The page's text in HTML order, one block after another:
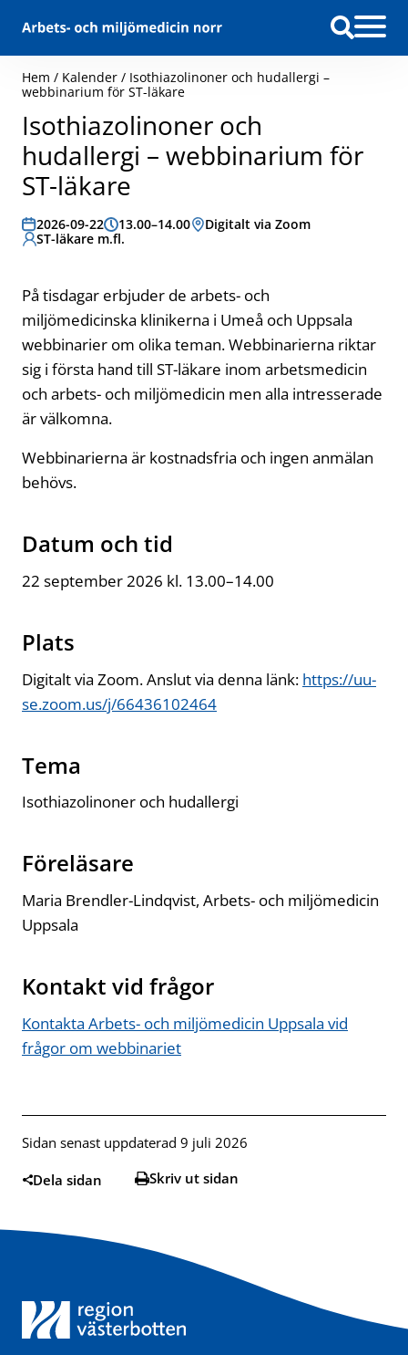
Hem / Kalender / Isothiazolinoner och hudallergi –
webbinarium för ST-läkare
Isothiazolinoner och
hudallergi – webbinarium för
ST-läkare
Datum:
2026-09-22Tid:13.00–14.00Plats:
Digitalt via Zoom
Målgrupp:
ST-läkare m.fl.
På tisdagar erbjuder de arbets- och
miljömedicinska klinikerna i Umeå och Uppsala
webbinarier om olika teman. Webbinarierna riktar
sig i första hand till ST-läkare inom arbetsmedicin
och arbets- och miljömedicin men alla intresserade
är välkomna.
Webbinarierna är kostnadsfria och ingen anmälan
behövs.
Datum och tid
22 september 2026 kl. 13.00–14.00
Plats
Digitalt via Zoom. Anslut via denna länk: https://uu-
se.zoom.us/j/66436102464
Tema
Isothiazolinoner och hudallergi
Föreläsare
Maria Brendler-Lindqvist, Arbets- och miljömedicin
Uppsala
Kontakt vid frågor
Kontakta Arbets- och miljömedicin Uppsala vid
frågor om webbinariet
Sidan senast uppdaterad 9 juli 2026
Dela sidan Skriv ut sidan